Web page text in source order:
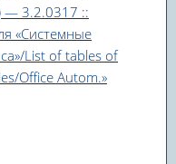
— 3.2.0317 ::
«Системные
List of tables of
Office Autom.»